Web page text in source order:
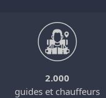
2.000
guides et chauffeurs